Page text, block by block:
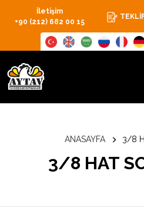
İletişim
+90 (212) 682 00 15
ANASAYFA 3/8
3/8 HAT